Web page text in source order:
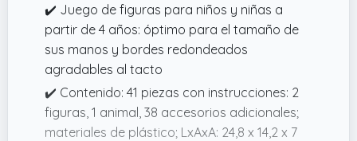
✔️ Juego de figuras para niños y niñas a
partir de 4 años: óptimo para el tamaño de
sus manos y bordes redondeados
agradables al tacto
✔️ Contenido: 41 piezas con instrucciones: 2
figuras, 1 animal, 38 accesorios adicionales;
materiales de plástico; LxAxA: 24,8 x 14,2 x 7